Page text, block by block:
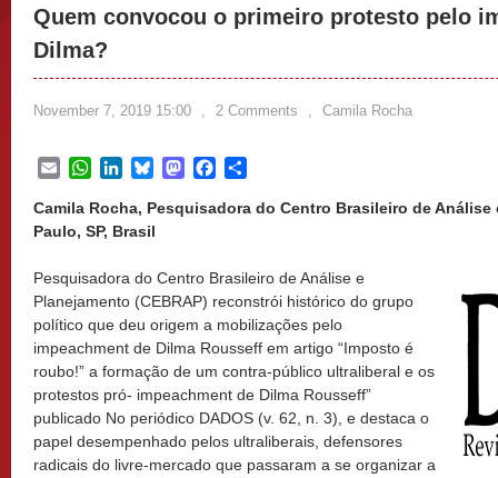
Quem convocou o primeiro protesto pelo
Dilma?
November 7, 2019 15:00 , 2 Comments , Camila Rocha
EmailWhatsApp
LinkedInBlueskyMastodonFacebook
Camila Rocha, Pesquisadora do Centro Brasileiro de Análise
Paulo, SP, Brasil
Pesquisadora do Centro Brasileiro de Análise e
Planejamento (CEBRAP) reconstrói histórico do grupo
político que deu origem a mobilizações pelo
impeachment de Dilma Rousseff em artigo “Imposto é
roubo!” a formação de um contra-público ultraliberal e os
protestos pró- impeachment de Dilma Rousseff”
publicado No periódico DADOS (v. 62, n. 3), e destaca o
papel desempenhado pelos ultraliberais, defensores
radicais do livre-mercado que passaram a se organizar a